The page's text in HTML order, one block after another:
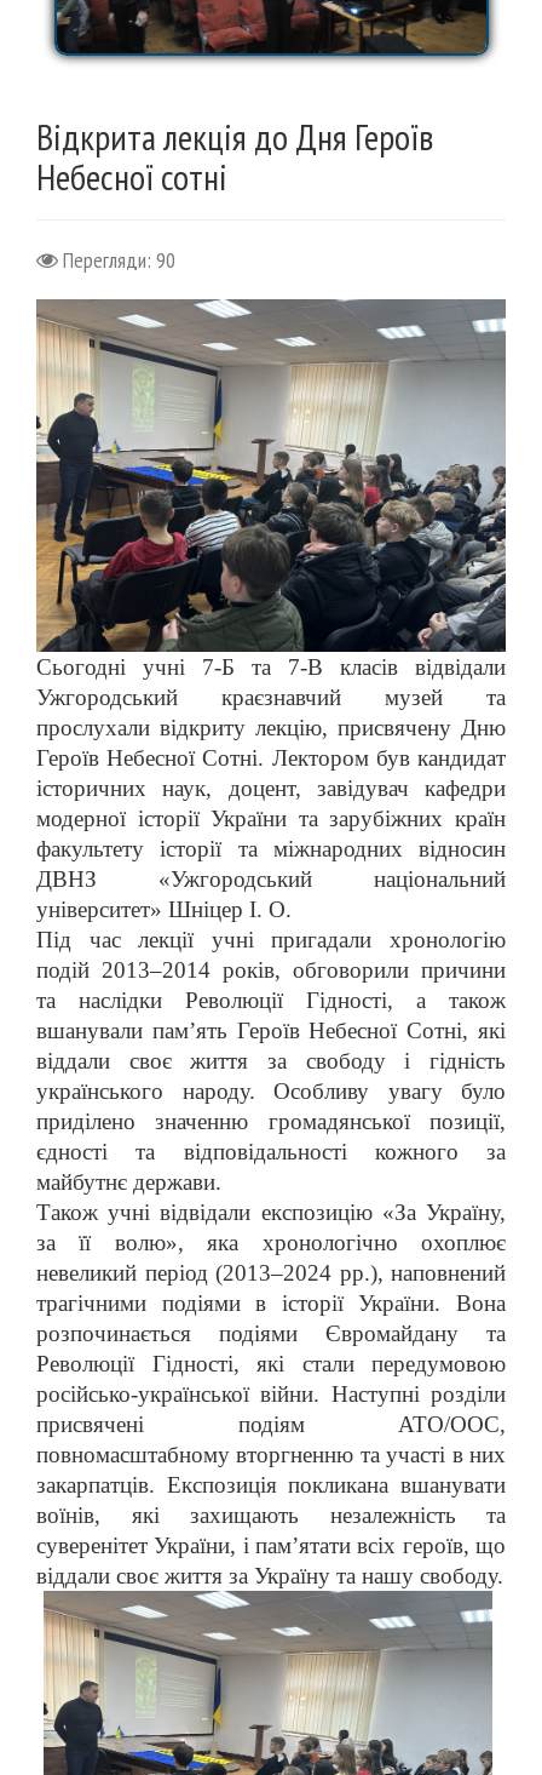
Відкрита лекція до Дня Героїв
Небесної сотні
Перегляди: 90
Сьогодні учні 7-Б та 7-В класів відвідали
Ужгородський краєзнавчий музей та
прослухали відкриту лекцію, присвячену Дню
Героїв Небесної Сотні. Лектором був кандидат
історичних наук, доцент, завідувач кафедри
модерної історії України та зарубіжних країн
факультету історії та міжнародних відносин
ДВНЗ «Ужгородський національний
університет» Шніцер І. О.
Під час лекції учні пригадали хронологію
подій 2013–2014 років, обговорили причини
та наслідки Революції Гідності, а також
вшанували пам’ять Героїв Небесної Сотні, які
віддали своє життя за свободу і гідність
українського народу. Особливу увагу було
приділено значенню громадянської позиції,
єдності та відповідальності кожного за
майбутнє держави.
Також учні відвідали експозицію «За Україну,
за її волю», яка хронологічно охоплює
невеликий період (2013–2024 рр.), наповнений
трагічними подіями в історії України. Вона
розпочинається подіями Євромайдану та
Революції Гідності, які стали передумовою
російсько-української війни. Наступні розділи
присвячені подіям АТО/ООС,
повномасштабному вторгненню та участі в них
закарпатців. Експозиція покликана вшанувати
воїнів, які захищають незалежність та
суверенітет України, і пам’ятати всіх героїв, що
віддали своє життя за Україну та нашу свободу.